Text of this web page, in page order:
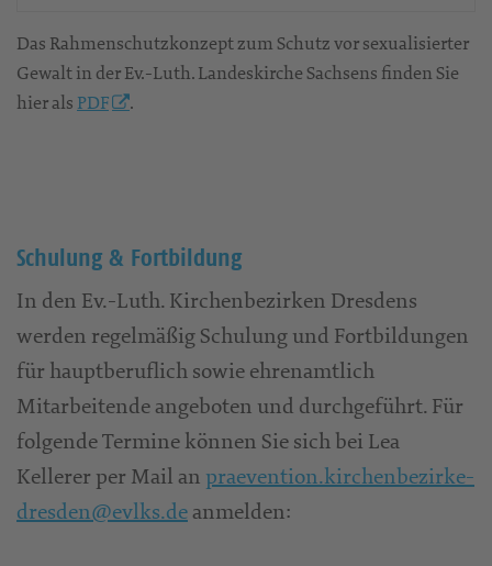
Das Rahmenschutzkonzept zum Schutz vor sexualisierter
Gewalt in der Ev.-Luth. Landeskirche Sachsens finden Sie
hier als PDF .
Schulung & Fortbildung
In den Ev.-Luth. Kirchenbezirken Dresdens
werden regelmäßig Schulung und Fortbildungen
für hauptberuflich sowie ehrenamtlich
Mitarbeitende angeboten und durchgeführt. Für
folgende Termine können Sie sich bei Lea
Kellerer per Mail an praevention.kirchenbezirke-
dresden@evlks.deanmelden: